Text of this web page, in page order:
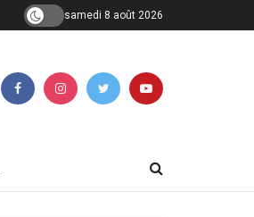
samedi 8 août 2026